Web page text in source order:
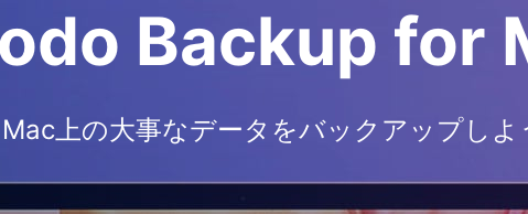
Backup for
上の大事なデータをバックアップしよ